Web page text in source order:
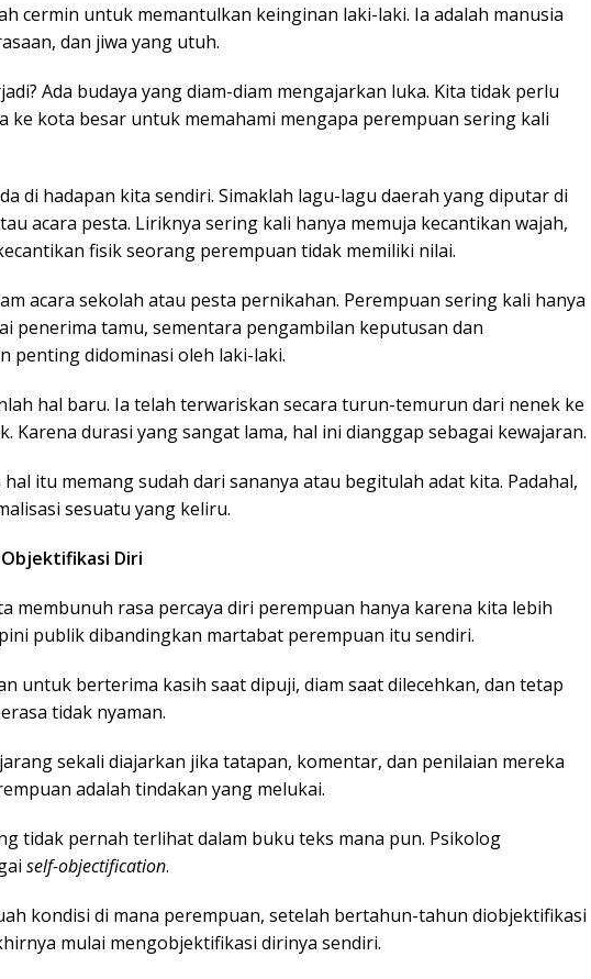
cermin untuk memantulkan keinginan laki-laki. Ia adalah manusia
dan jiwa yang utuh.
Ada budaya yang diam-diam mengajarkan luka. Kita tidak perlu
ke kota besar untuk memahami mengapa perempuan sering kali
di hadapan kita sendiri. Simaklah lagu-lagu daerah yang diputar di
acara pesta. Liriknya sering kali hanya memuja kecantikan wajah,
fisik seorang perempuan tidak memiliki nilai.
acara sekolah atau pesta pernikahan. Perempuan sering kali hanya
penerima tamu, sementara pengambilan keputusan dan
penting didominasi oleh laki-laki.
hal baru. Ia telah terwariskan secara turun-temurun dari nenek ke
Karena durasi yang sangat lama, hal ini dianggap sebagai kewajaran.
itu memang sudah dari sananya atau begitulah adat kita. Padahal,
sesuatu yang keliru.
Diri
membunuh rasa percaya diri perempuan hanya karena kita lebih
publik dibandingkan martabat perempuan itu sendiri.
untuk berterima kasih saat dipuji, diam saat dilecehkan, dan tetap
tidak nyaman.
sekali diajarkan jika tatapan, komentar, dan penilaian mereka
adalah tindakan yang melukai.
tidak pernah terlihat dalam buku teks mana pun. Psikolog
self-objectification.
kondisi di mana perempuan, setelah bertahun-tahun diobjektifikasi
mulai mengobjektifikasi dirinya sendiri.